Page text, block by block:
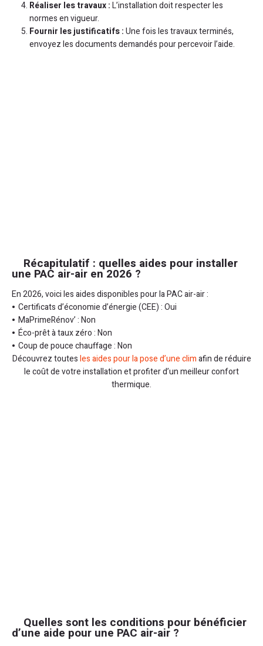
Réaliser les travaux :L’installation doit respecter les
normes en vigueur.
Fournir les justificatifs :Une fois les travaux terminés,
envoyez les documents demandés pour percevoir l’aide.
Récapitulatif : quelles aides pour installer
une PAC air-air en 2026 ?
En 2026, voici les aides disponibles pour la PAC air-air :
Certificats d’économie d’énergie (CEE) : Oui
MaPrimeRénov’ : Non
Éco-prêt à taux zéro : Non
Coup de pouce chauffage : Non
Découvrez toutesles aides pour la pose d’une climafin de réduire
le coût de votre installation et profiter d’un meilleur confort
thermique.
Quelles sont les conditions pour bénéficier
d’une aide pour une PAC air-air ?